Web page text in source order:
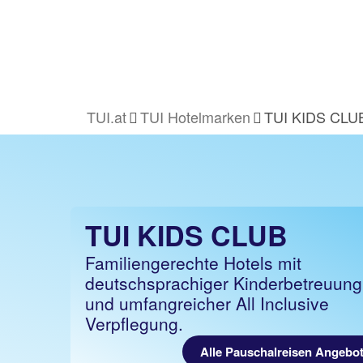
TUI.at TUI Hotelmarken TUI KIDS
TUI KIDS CLUB
Familiengerechte Hotels mit
deutschsprachiger Kinderbetreuung
und umfangreicher All Inclusive
Verpflegung.
Alle Pauschalreisen